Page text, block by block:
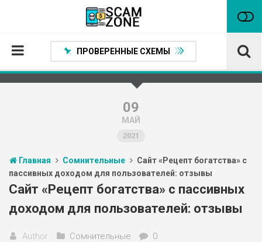
Проверенные способы заработка
Статьи
Партнеры
ПРОВЕРЕННЫЕ СХЕМЫ
09
МАЙ
2021
Главная Сомнительные
Сайт «Рецепт богатства» с
пассивных доходом для пользователей: отзывы
Сайт «Рецепт богатства» с пассивных
доходом для пользователей: отзывы
Author Сомнительные 0